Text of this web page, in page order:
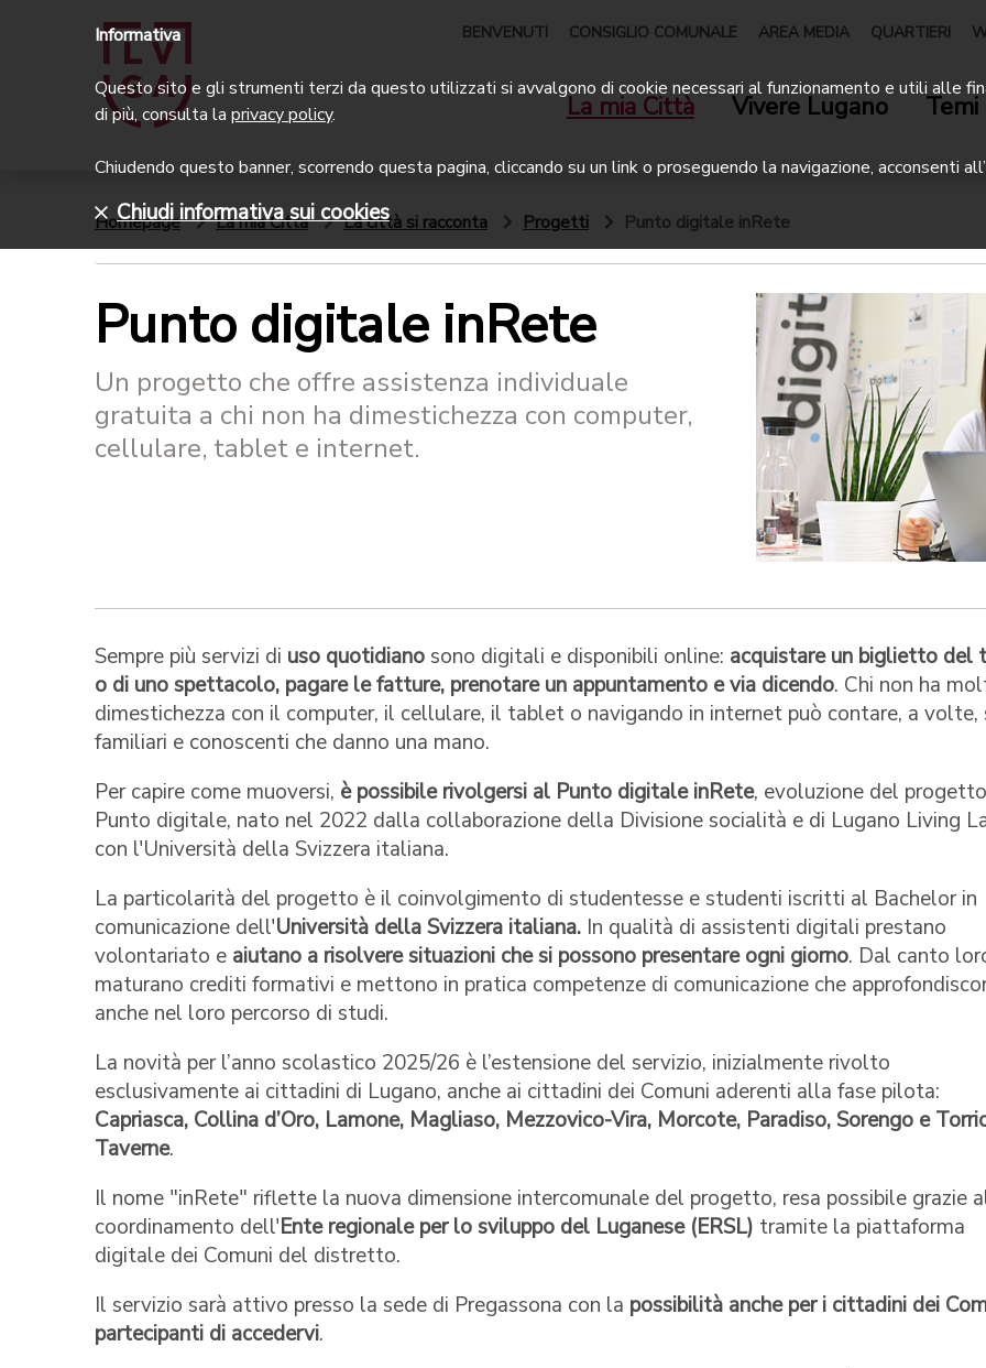
BENVENUTI CONSIGLIO COMUNALE AREA MEDIA QUARTIERI
La mia Città Vivere Lugano Temi
Homepage La mia Città La città si racconta Progetti Punto digitale inRete
Punto digitale inRete
Un progetto che offre assistenza individuale
gratuita a chi non ha dimestichezza con computer,
cellulare, tablet e internet.
Sempre più servizi di uso quotidiano sono digitali e disponibili online: acquistare un biglietto del
o di uno spettacolo, pagare le fatture, prenotare un appuntamento e via dicendo. Chi non ha
dimestichezza con il computer, il cellulare, il tablet o navigando in internet può contare, a volte,
familiari e conoscenti che danno una mano.
Per capire come muoversi, è possibile rivolgersi al Punto digitale inRete, evoluzione del progetto
Punto digitale, nato nel 2022 dalla collaborazione della Divisione socialità e di Lugano Living
con l'Università della Svizzera italiana.
La particolarità del progetto è il coinvolgimento di studentesse e studenti iscritti al Bachelor in
comunicazione dell'Università della Svizzera italiana. In qualità di assistenti digitali prestano
volontariato e aiutano a risolvere situazioni che si possono presentare ogni giorno. Dal canto
maturano crediti formativi e mettono in pratica competenze di comunicazione che
anche nel loro percorso di studi.
La novità per l’anno scolastico 2025/26 è l’estensione del servizio, inizialmente rivolto
esclusivamente ai cittadini di Lugano, anche ai cittadini dei Comuni aderenti alla fase pilota:
Capriasca, Collina d’Oro, Lamone, Magliaso, Mezzovico-Vira, Morcote, Paradiso, Sorengo e
Taverne.
Il nome "inRete" riflette la nuova dimensione intercomunale del progetto, resa possibile grazie
coordinamento dell'Ente regionale per lo sviluppo del Luganese (ERSL) tramite la piattaforma
digitale dei Comuni del distretto.
Il servizio sarà attivo presso la sede di Pregassona con la possibilità anche per i cittadini dei
partecipanti di accedervi.
Informativa
Questo sito e gli strumenti terzi da questo utilizzati si avvalgono di cookie necessari al funzionamento e utili alle
di più, consulta la privacy policy.
Chiudendo questo banner, scorrendo questa pagina, cliccando su un link o proseguendo la navigazione, acconsenti
Chiudi informativa sui cookies